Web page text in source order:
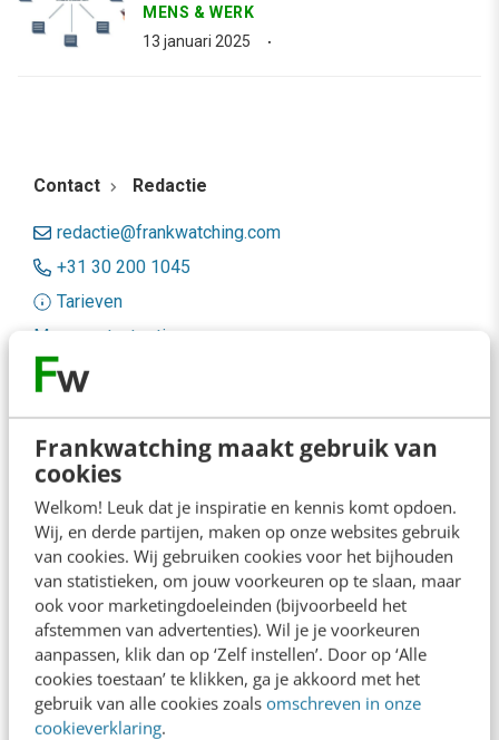
Frankwatching maakt gebruik van
cookies
Welkom! Leuk dat je inspiratie en kennis komt opdoen.
Wij, en derde partijen, maken op onze websites gebruik
van cookies. Wij gebruiken cookies voor het bijhouden
van statistieken, om jouw voorkeuren op te slaan, maar
ook voor marketingdoeleinden (bijvoorbeeld het
afstemmen van advertenties). Wil je je voorkeuren
aanpassen, klik dan op ‘Zelf instellen’. Door op ‘Alle
cookies toestaan’ te klikken, ga je akkoord met het
gebruik van alle cookies zoals omschreven in onze
cookieverklaring.
MENS & WERK
13 januari 2025
Contact Redactie
redactie@frankwatching.com
+31 30 200 1045
Tarieven
Meer contactopties
Frankwatching
Adverteren
Contact
Nieuwsbrieven
Over ons
Ons team
Werken bij
Whitepapers